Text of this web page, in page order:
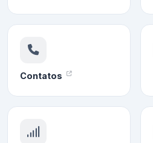
Contatos